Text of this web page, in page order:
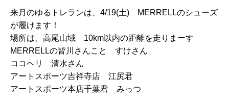
来月のゆるトレランは、4/19(土) MERRELLのシューズ
が履けます！
場所は、高尾山域 10km以内の距離を走りまーす
MERRELLの皆川さんこと すけさん
ココヘリ 清水さん
アートスポーツ吉祥寺店 江尻君
アートスポーツ本店千葉君 みっつ